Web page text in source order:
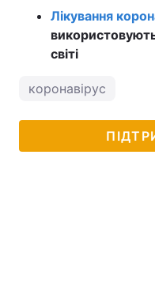
Лікування
світі
коронавірус